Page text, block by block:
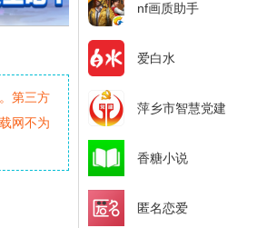
第三方
网不为
nf画质助手
爱白水
萍乡市智慧党建
香糖小说
匿名恋爱